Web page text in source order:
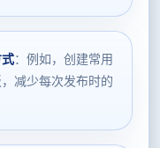
：例如，创建常用
减少每次发布时的